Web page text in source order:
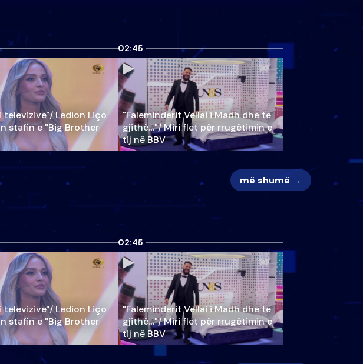
televizive"/ Ledion Liço
stafin e "Big Brother
02:45
"Faleminderit Vëllai i Madh dhe të
gjithë…"/ Miri flet për rrugëtimin e
tij në BBV
më shumë →
televizive"/ Ledion Liço
stafin e "Big Brother
02:45
"Faleminderit Vëllai i Madh dhe të
gjithë…"/ Miri flet për rrugëtimin e
tij në BBV